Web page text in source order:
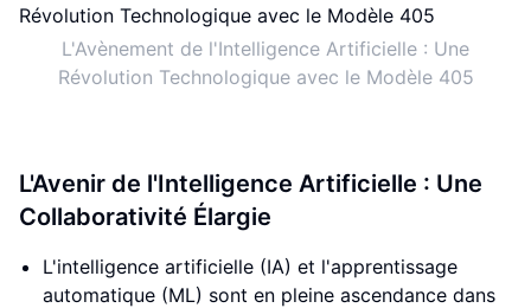
L'Avènement de l'Intelligence Artificielle : Une
Révolution Technologique avec le Modèle 405
L'Avenir de l'Intelligence Artificielle : Une
Collaborativité Élargie
L'intelligence artificielle (IA) et l'apprentissage
automatique (ML) sont en pleine ascendance dans